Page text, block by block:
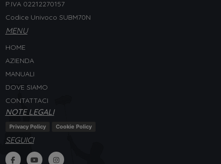
P.IVA 02212270157
Codice Univoco SUBM70N
MENU
HOME
AZIENDA
MANUALI
DOVE SIAMO
CONTATTACI
NOTE LEGALI
Privacy Policy Cookie Policy
SEGUICI